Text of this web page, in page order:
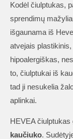
Kodėl čiulptukas,
sprendimų
išgaunama iš
atvejais
hipoalergiškas,
to, čiulptukai iš
tad ji nesukelia
aplinkai.
HEVEA čiulptukas
kaučiuko.